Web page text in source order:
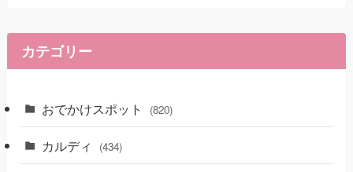
カテゴリー
おでかけスポット (820)
カルディ (434)